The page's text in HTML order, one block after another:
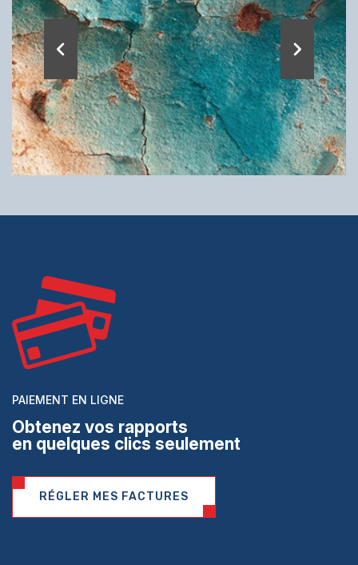
PAIEMENT EN LIGNE
Obtenez vos rapports
en quelques clics seulement
RÉGLER MES FACTURES